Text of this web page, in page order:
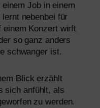
Job in einem
neben­bei für
einem Konzert wirft
so ganz anders
schwan­ger ist.
Blick erzählt
sich anfühlt, als
zu wer­den.